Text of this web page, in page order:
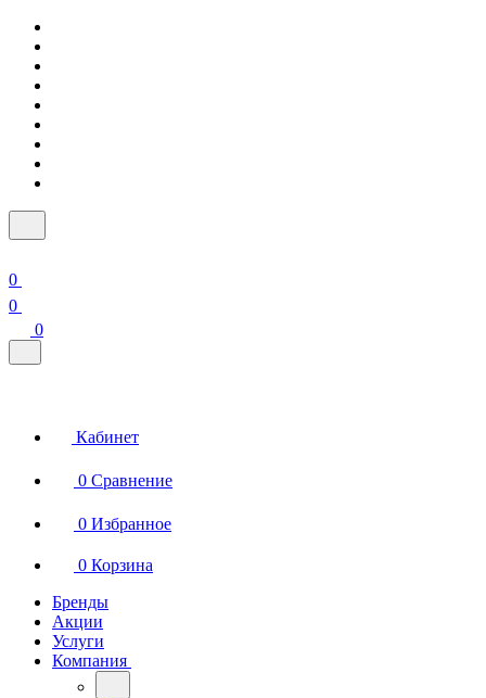
0
0
0
Кабинет
0 Сравнение
0 Избранное
0 Корзина
Бренды
Акции
Услуги
Компания